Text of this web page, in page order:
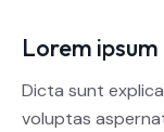
Lorem
Dicta sunt
voluptas